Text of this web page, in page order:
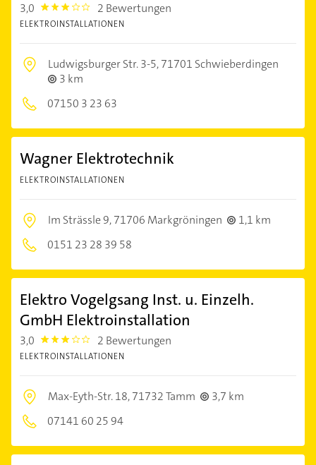
3,0 3.0 2 Bewertungen
ELEKTROINSTALLATIONEN
Ludwigsburger Str. 3-5,71701 Schwieberdingen
3 km
07150 3 23 63
Wagner Elektrotechnik
ELEKTROINSTALLATIONEN
Im Strässle 9,71706 Markgröningen
1,1 km
0151 23 28 39 58
Elektro Vogelgsang Inst. u. Einzelh.
GmbH Elektroinstallation
3,0 3.0 2 Bewertungen
ELEKTROINSTALLATIONEN
Max-Eyth-Str. 18,71732 Tamm
3,7 km
07141 60 25 94